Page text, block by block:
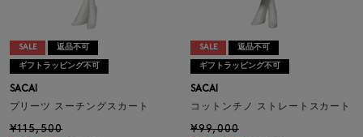
SALE 返品不可
ギフトラッピング不可
SACAI
プリーツ スーチングスカート
¥115,500
SALE 返品不可
ギフトラッピング不可
SACAI
コットンチノ ストレートスカート
¥99,000